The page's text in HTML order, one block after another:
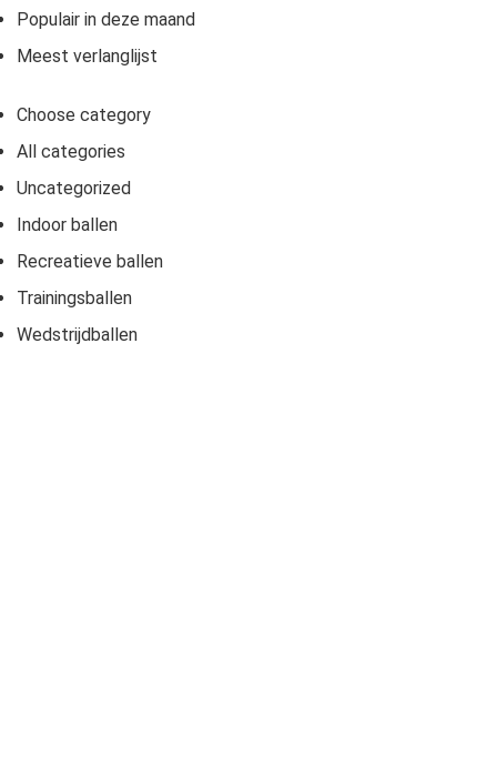
Populair in deze maand
Meest verlanglijst
Choose category
All categories
Uncategorized
Indoor ballen
Recreatieve ballen
Trainingsballen
Wedstrijdballen